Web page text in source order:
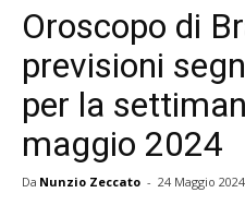
Oroscopo di
previsioni
per la
maggio 2024
Da Nunzio Zeccato - 24 Maggio 2024